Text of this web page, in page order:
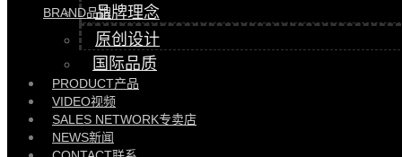
BRAND品牌
品牌理念
原创设计
国际品质
PRODUCT产品
VIDEO视频
SALES NETWORK专卖店
NEWS新闻